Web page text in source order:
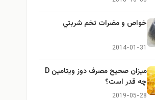
خواص و مضرات تخم شربتي
2014-01-31
میزان صحیح مصرف دوز ویتامین D
چه قدر است؟
2019-05-28